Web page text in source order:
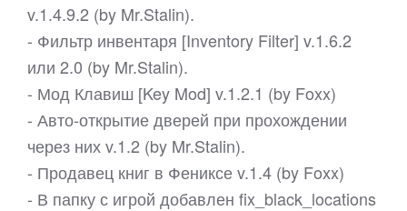
v.1.4.9.2 (by Mr.Stalin).
- Фильтр инвентаря [Inventory Filter] v.1.6.2
или 2.0 (by Mr.Stalin).
- Мод Клавиш [Key Mod] v.1.2.1 (by Foxx)
- Авто-открытие дверей при прохождении
через них v.1.2 (by Mr.Stalin).
- Продавец книг в Фениксе v.1.4 (by Foxx)
- В папку с игрой добавлен fix_black_locations